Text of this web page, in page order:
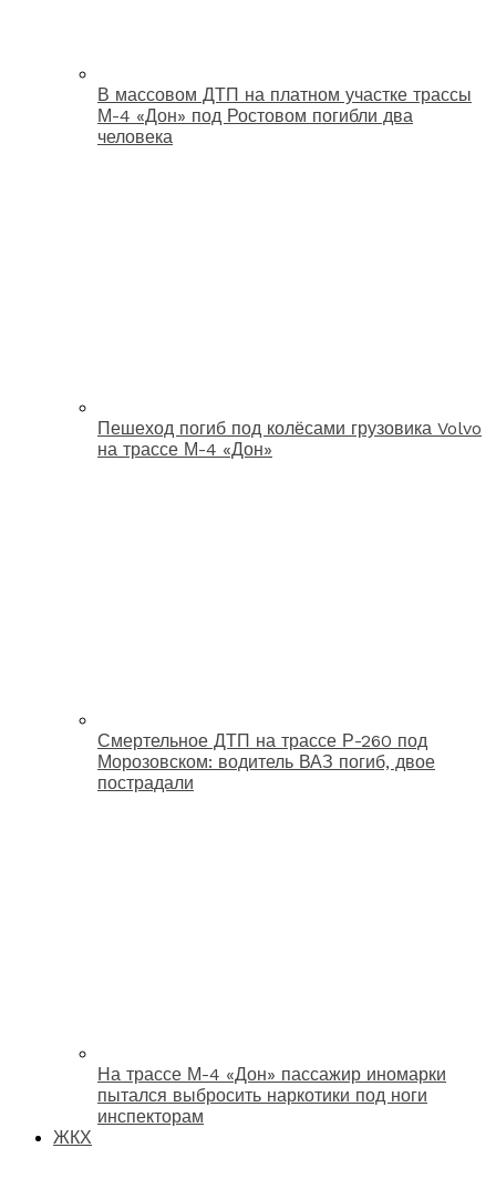
В массовом ДТП на платном участке трассы
М-4 «Дон» под Ростовом погибли два
человека
Пешеход погиб под колёсами грузовика Volvo
на трассе М-4 «Дон»
Смертельное ДТП на трассе Р-260 под
Морозовском: водитель ВАЗ погиб, двое
пострадали
На трассе М-4 «Дон» пассажир иномарки
пытался выбросить наркотики под ноги
инспекторам
ЖКХ